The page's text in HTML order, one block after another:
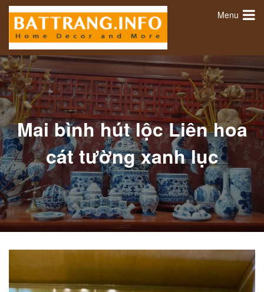
Menu
Mai bình hút lộc Liên hoa
cát tường xanh lục